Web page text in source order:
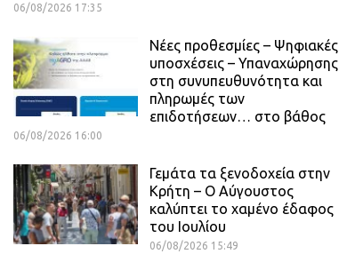
06/08/2026 17:35
Νέες προθεσμίες – Ψηφιακές
υποσχέσεις – Υπαναχώρησης
στη συνυπευθυνότητα και
πληρωμές των
επιδοτήσεων… στο βάθος
06/08/2026 16:00
Γεμάτα τα ξενοδοχεία στην
Κρήτη – Ο Αύγουστος
καλύπτει το χαμένο έδαφος
του Ιουλίου
06/08/2026 15:49